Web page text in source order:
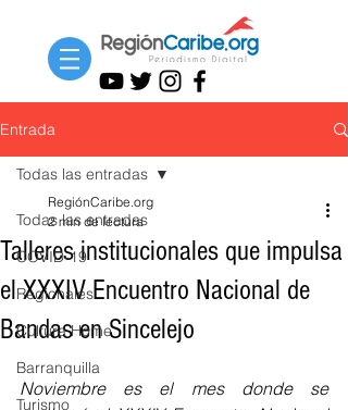
Entrada
Todas las entradas
COVID-19
Regionales
Cultura Home
Barranquilla
Turismo
Todas las entradas
Talleres institucionales que impulsa
el XXXIV Encuentro Nacional de
Bandas en Sincelejo
RegiónCaribe.org
2 min de lectura
Noviembre es el mes donde se